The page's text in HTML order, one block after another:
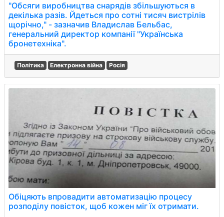
"Обсяги виробництва снарядів збільшуються в
декілька разів. Йдеться про сотні тисяч вистрілів
щорічно," - зазначив Владислав Бельбас,
генеральний директор компанії "Українська
бронетехніка".
Політика Електронна війна Росія
Обіцяють впровадити автоматизацію процесу
розподілу повісток, щоб кожен міг їх отримати.